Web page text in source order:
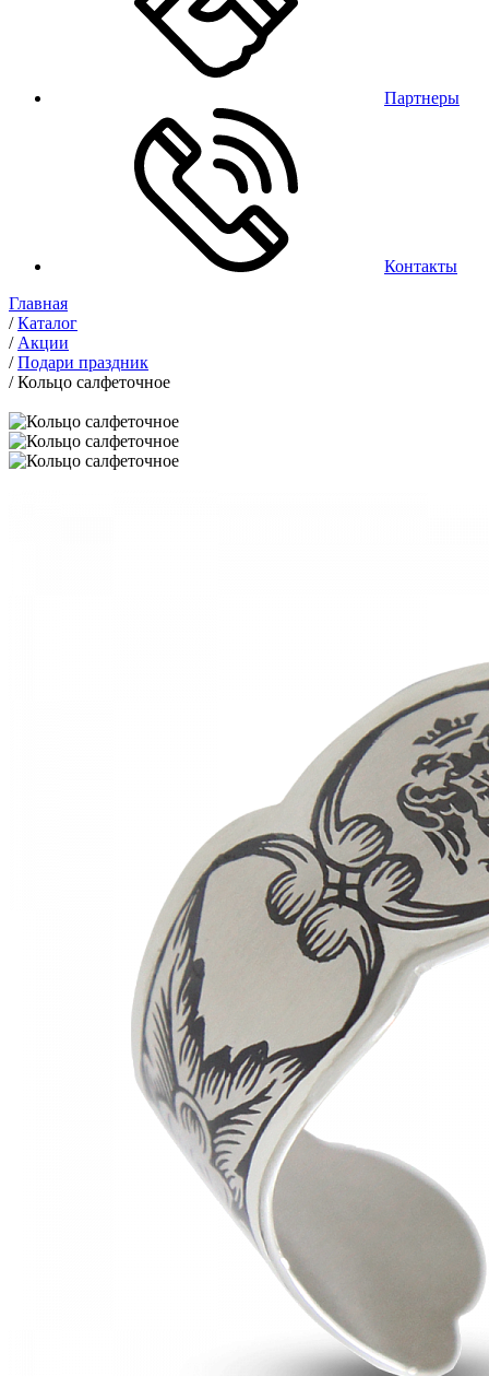
Партнеры
Контакты
Главная
/Каталог
/ Акции
/Подари праздник
/Кольцо салфеточное